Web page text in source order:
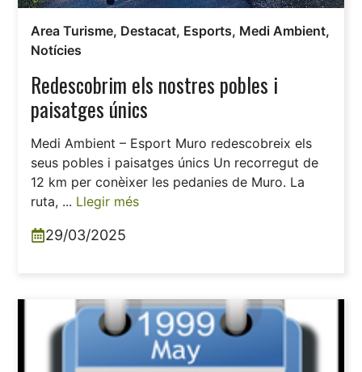
Area Turisme, Destacat, Esports, Medi Ambient,
Notícies
Redescobrim els nostres pobles i
paisatges únics
Medi Ambient – Esport Muro redescobreix els
seus pobles i paisatges únics Un recorregut de
12 km per conèixer les pedanies de Muro. La
ruta, ... Llegir més
29/03/2025